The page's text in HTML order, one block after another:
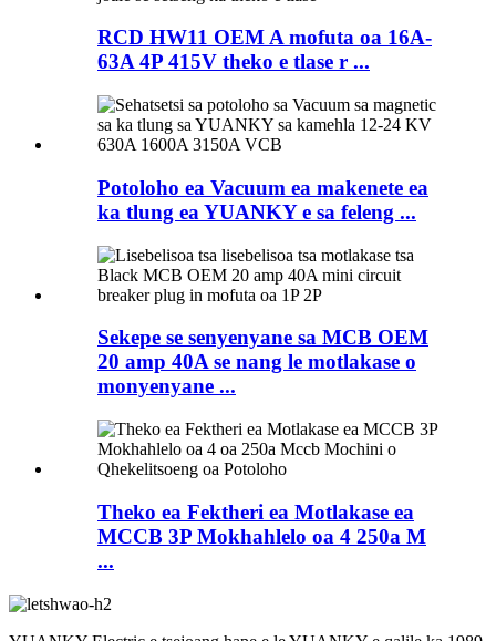
RCD HW11 OEM A mofuta oa 16A-
63A 4P 415V theko e tlase r ...
Potoloho ea Vacuum ea makenete ea
ka tlung ea YUANKY e sa feleng ...
Sekepe se senyenyane sa MCB OEM
20 amp 40A se nang le motlakase o
monyenyane ...
Theko ea Fektheri ea Motlakase ea
MCCB 3P Mokhahlelo oa 4 250a M
...